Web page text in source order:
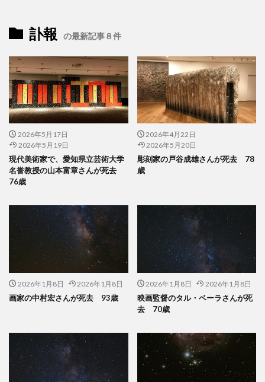
訃報 の最新記事８件
2026年5月17日
2026年5月19日
現代美術家で、愛知県立芸術大学
名誉教授の山本富章さんが死去
76歳
2026年4月22日
2026年5月20日
彫刻家の戸谷成雄さんが死去 78
歳
2026年1月8日 2026年1月8日
画家の中村宏さんが死去 93歳
2026年1月8日 2026年1月8日
映画監督のタル・ベーラさんが死
去 70歳